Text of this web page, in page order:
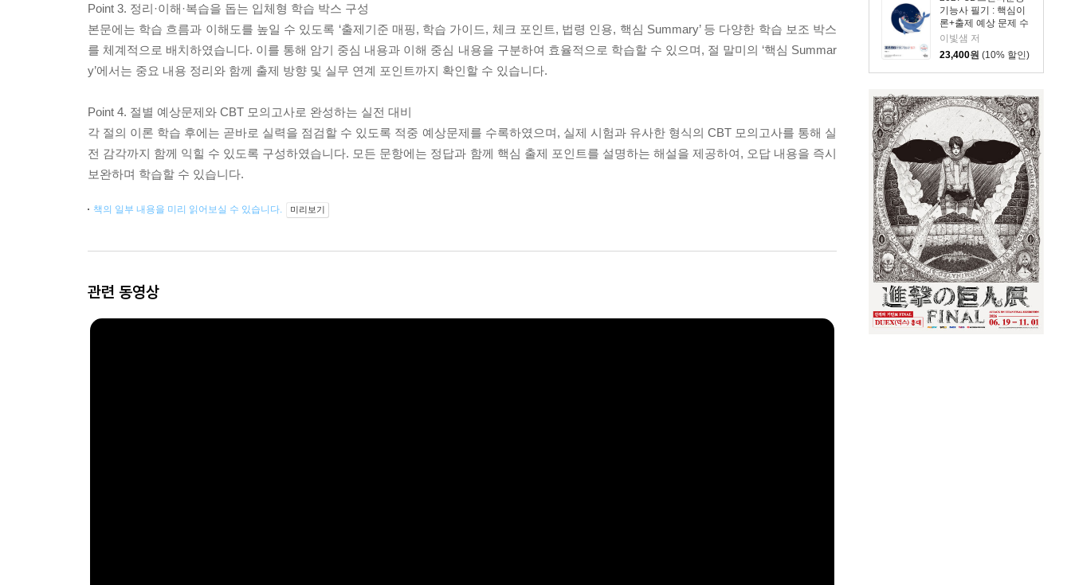
기능사 필기 : 핵심이
론+출제 예상 문제 수
록
이빛샘 저
23,400원 (10% 할인)
Point 3. 정리·이해·복습을 돕는 입체형 학습 박스 구성
본문에는 학습 흐름과 이해도를 높일 수 있도록 ‘출제기준 매핑, 학습 가이드, 체크 포인트, 법령 인용, 핵심 Summary’ 등 다양한 학습 보조 박스
를 체계적으로 배치하였습니다. 이를 통해 암기 중심 내용과 이해 중심 내용을 구분하여 효율적으로 학습할 수 있으며, 절 말미의 ‘핵심 Summar
y’에서는 중요 내용 정리와 함께 출제 방향 및 실무 연계 포인트까지 확인할 수 있습니다.
Point 4. 절별 예상문제와 CBT 모의고사로 완성하는 실전 대비
각 절의 이론 학습 후에는 곧바로 실력을 점검할 수 있도록 적중 예상문제를 수록하였으며, 실제 시험과 유사한 형식의 CBT 모의고사를 통해 실
전 감각까지 함께 익힐 수 있도록 구성하였습니다. 모든 문항에는 정답과 함께 핵심 출제 포인트를 설명하는 해설을 제공하여, 오답 내용을 즉시
보완하며 학습할 수 있습니다.
책의 일부 내용을 미리 읽어보실 수 있습니다. 미리보기
관련 동영상